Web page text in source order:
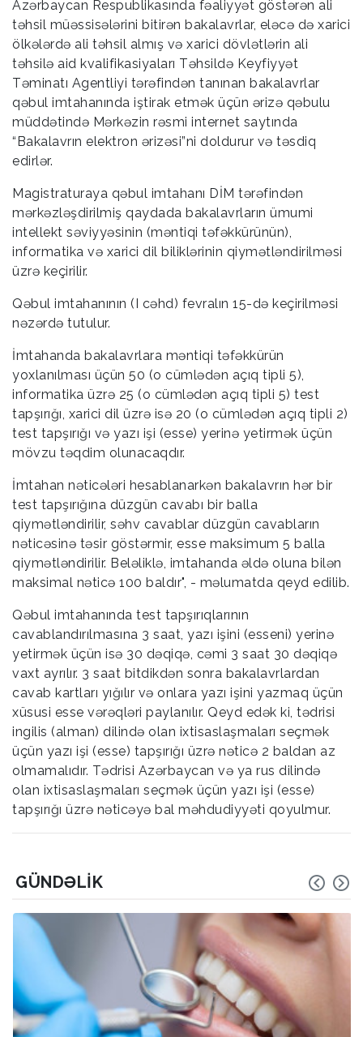
Azərbaycan Respublikasında fəaliyyət göstərən ali
təhsil müəssisələrini bitirən bakalavrlar, eləcə də xarici
ölkələrdə ali təhsil almış və xarici dövlətlərin ali
təhsilə aid kvalifikasiyaları Təhsildə Keyfiyyət
Təminatı Agentliyi tərəfindən tanınan bakalavrlar
qəbul imtahanında iştirak etmək üçün ərizə qəbulu
müddətində Mərkəzin rəsmi internet saytında
“Bakalavrın elektron ərizəsi”ni doldurur və təsdiq
edirlər.
Magistraturaya qəbul imtahanı DİM tərəfindən
mərkəzləşdirilmiş qaydada bakalavrların ümumi
intellekt səviyyəsinin (məntiqi təfəkkürünün),
informatika və xarici dil biliklərinin qiymətləndirilməsi
üzrə keçirilir.
Qəbul imtahanının (I cəhd) fevralın 15-də keçirilməsi
nəzərdə tutulur.
İmtahanda bakalavrlara məntiqi təfəkkürün
yoxlanılması üçün 50 (o cümlədən açıq tipli 5),
informatika üzrə 25 (o cümlədən açıq tipli 5) test
tapşırığı, xarici dil üzrə isə 20 (o cümlədən açıq tipli 2)
test tapşırığı və yazı işi (esse) yerinə yetirmək üçün
mövzu təqdim olunacaqdır.
İmtahan nəticələri hesablanarkən bakalavrın hər bir
test tapşırığına düzgün cavabı bir balla
qiymətləndirilir, səhv cavablar düzgün cavabların
nəticəsinə təsir göstərmir, esse maksimum 5 balla
qiymətləndirilir. Beləliklə, imtahanda əldə oluna bilən
maksimal nəticə 100 baldır", - məlumatda qeyd edilib.
Qəbul imtahanında test tapşırıqlarının
cavablandırılmasına 3 saat, yazı işini (esseni) yerinə
yetirmək üçün isə 30 dəqiqə, cəmi 3 saat 30 dəqiqə
vaxt ayrılır. 3 saat bitdikdən sonra bakalavrlardan
cavab kartları yığılır və onlara yazı işini yazmaq üçün
xüsusi esse vərəqləri paylanılır. Qeyd edək ki, tədrisi
ingilis (alman) dilində olan ixtisaslaşmaları seçmək
üçün yazı işi (esse) tapşırığı üzrə nəticə 2 baldan az
olmamalıdır. Tədrisi Azərbaycan və ya rus dilində
olan ixtisaslaşmaları seçmək üçün yazı işi (esse)
tapşırığı üzrə nəticəyə bal məhdudiyyəti qoyulmur.
GÜNDƏLIK